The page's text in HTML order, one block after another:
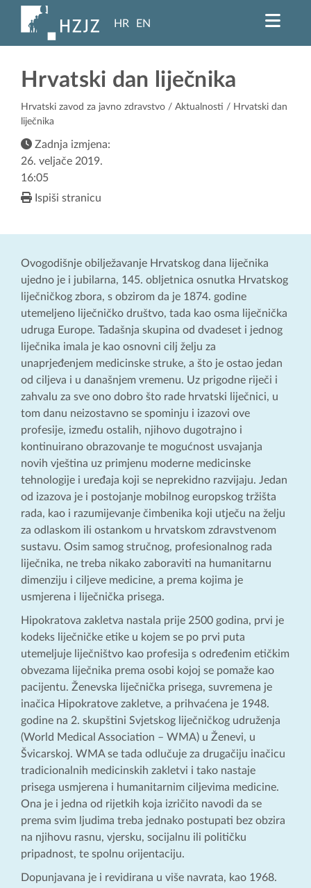
HR EN
Hrvatski dan liječnika
Hrvatski zavod za javno zdravstvo / Aktualnosti / Hrvatski dan
liječnika
Zadnja izmjena:
26. veljače 2019.
16:05
Ispiši stranicu
Ovogodišnje obilježavanje Hrvatskog dana liječnika
ujedno je i jubilarna, 145. obljetnica osnutka Hrvatskog
liječničkog zbora, s obzirom da je 1874. godine
utemeljeno liječničko društvo, tada kao osma liječnička
udruga Europe. Tadašnja skupina od dvadeset i jednog
liječnika imala je kao osnovni cilj želju za
unaprjeđenjem medicinske struke, a što je ostao jedan
od ciljeva i u današnjem vremenu. Uz prigodne riječi i
zahvalu za sve ono dobro što rade hrvatski liječnici, u
tom danu neizostavno se spominju i izazovi ove
profesije, između ostalih, njihovo dugotrajno i
kontinuirano obrazovanje te mogućnost usvajanja
novih vještina uz primjenu moderne medicinske
tehnologije i uređaja koji se neprekidno razvijaju. Jedan
od izazova je i postojanje mobilnog europskog tržišta
rada, kao i razumijevanje čimbenika koji utječu na želju
za odlaskom ili ostankom u hrvatskom zdravstvenom
sustavu. Osim samog stručnog, profesionalnog rada
liječnika, ne treba nikako zaboraviti na humanitarnu
dimenziju i ciljeve medicine, a prema kojima je
usmjerena i liječnička prisega.
Hipokratova zakletva nastala prije 2500 godina, prvi je
kodeks liječničke etike u kojem se po prvi puta
utemeljuje liječništvo kao profesija s određenim etičkim
obvezama liječnika prema osobi kojoj se pomaže kao
pacijentu. Ženevska liječnička prisega, suvremena je
inačica Hipokratove zakletve, a prihvaćena je 1948.
godine na 2. skupštini Svjetskog liječničkog udruženja
(World Medical Association – WMA) u Ženevi, u
Švicarskoj. WMA se tada odlučuje za drugačiju inačicu
tradicionalnih medicinskih zakletvi i tako nastaje
prisega usmjerena i humanitarnim ciljevima medicine.
Ona je i jedna od rijetkih koja izričito navodi da se
prema svim ljudima treba jednako postupati bez obzira
na njihovu rasnu, vjersku, socijalnu ili političku
pripadnost, te spolnu orijentaciju.
Dopunjavana je i revidirana u više navrata, kao 1968.